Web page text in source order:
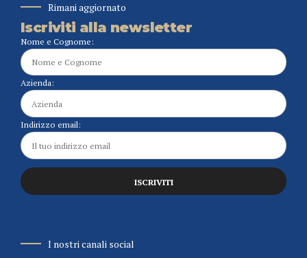
Rimani aggiornato
Iscriviti alla newsletter
Nome e Cognome:
Azienda:
Indirizzo email:
I nostri canali social